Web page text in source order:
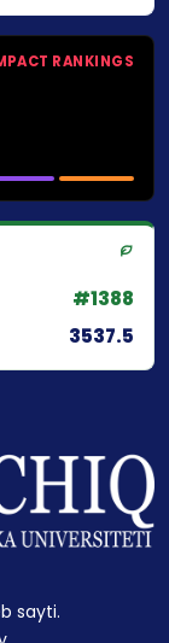
RANKINGS
#1388
3537.5
sayti.